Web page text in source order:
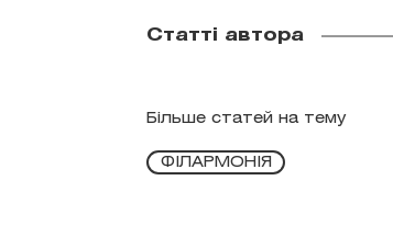
Статті автора
Більше статей на тему
ФІЛАРМОНІЯ